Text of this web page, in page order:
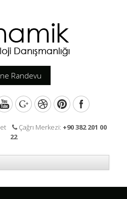
Randevu
Çağrı Merkezi: +90 382 201 00
22